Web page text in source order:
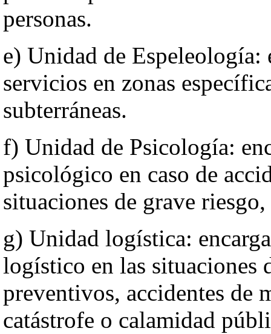
personas.
e) Unidad de Espeleología:
servicios en zonas
subterráneas.
f) Unidad de Psicología:
psicológico en caso de
situaciones de grave
g) Unidad logística:
logístico en las situaciones
preventivos, accidentes de
catástrofe o calamidad